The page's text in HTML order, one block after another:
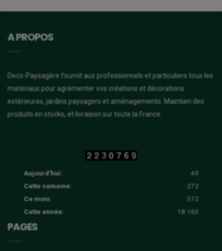
A PROPOS
Deco-Paysagère fournit aux professionnels et particuliers tous les
matériaux pour agrémenter vos créations et décorations
extérieures, jardins paysagers et aménagements. Maintien des
produits en stocks, et livraison sur toute la France
Aujourd'hui:
49
Cette semaine:
272
Ce mois:
372
Cette année:
18.163
PAGES